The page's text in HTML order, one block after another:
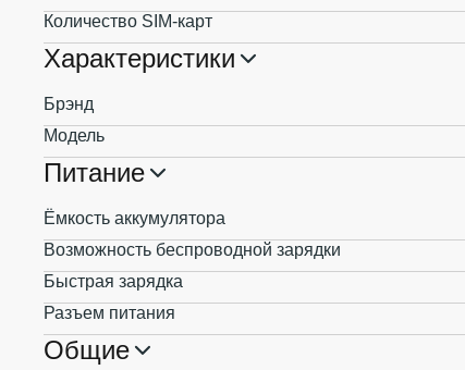
Количество SIM-карт
Характеристики
Брэнд
Модель
Питание
Ёмкость аккумулятора
Возможность беспроводной зарядки
Быстрая зарядка
Разъем питания
Общие